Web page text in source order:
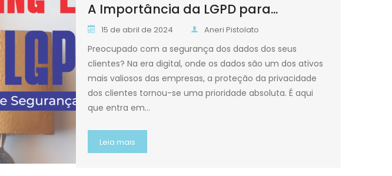
A Importância da LGPD para...
15 de abril de 2024 Aneri Pistolato
Preocupado com a segurança dos dados dos seus
clientes? Na era digital, onde os dados são um dos ativos
mais valiosos das empresas, a proteção da privacidade
dos clientes tornou-se uma prioridade absoluta. É aqui
que entra em…
Leia mais